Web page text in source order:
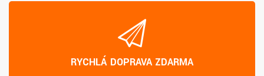
RYCHLÁ DOPRAVA ZDARMA